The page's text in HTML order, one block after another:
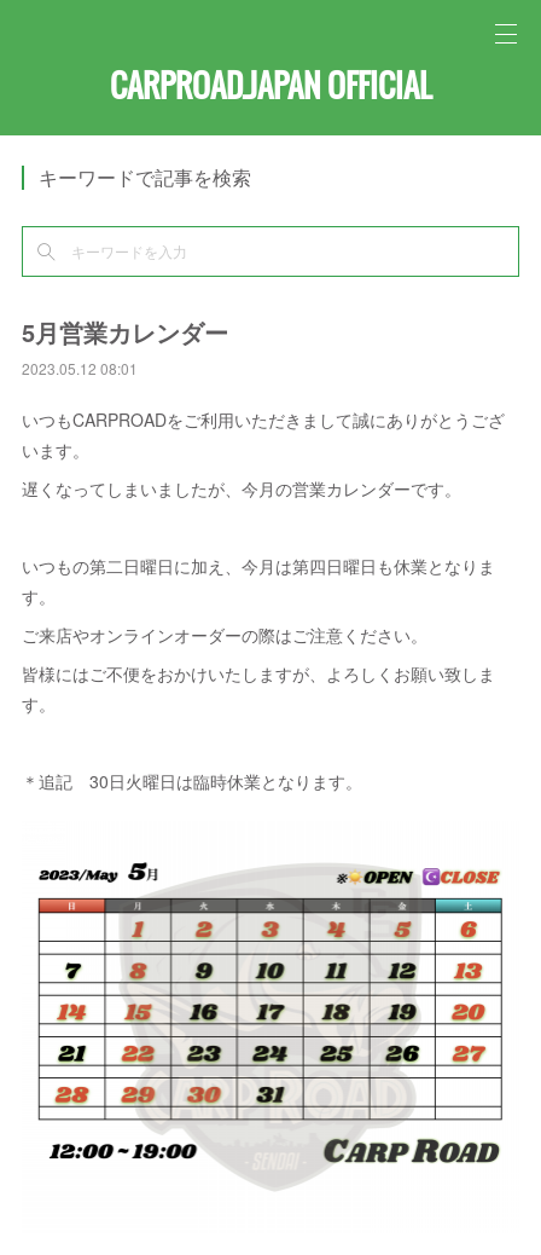
CARPROAD.JAPAN OFFICIAL
キーワードで記事を検索
5月営業カレンダー
2023.05.12 08:01
いつもCARPROADをご利用いただきまして誠にありがとうござ
います。
遅くなってしまいましたが、今月の営業カレンダーです。
いつもの第二日曜日に加え、今月は第四日曜日も休業となりま
す。
ご来店やオンラインオーダーの際はご注意ください。
皆様にはご不便をおかけいたしますが、よろしくお願い致しま
す。
＊追記 30日火曜日は臨時休業となります。